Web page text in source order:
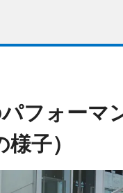
フォーマ
子）